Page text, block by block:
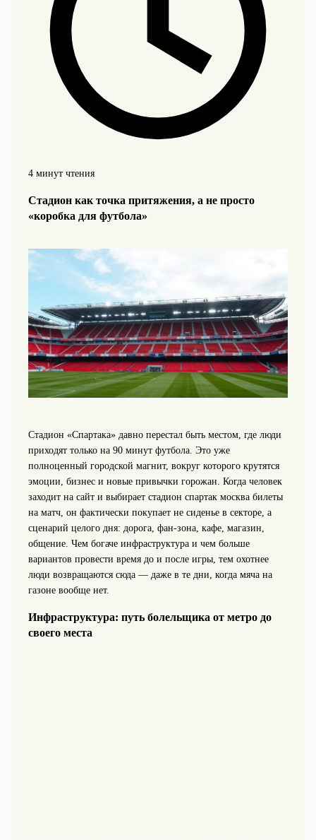
4 минут чтения
Стадион как точка притяжения, а не просто
«коробка для футбола»
Стадион «Спартака» давно перестал быть местом, где люди
приходят только на 90 минут футбола. Это уже
полноценный городской магнит, вокруг которого крутятся
эмоции, бизнес и новые привычки горожан. Когда человек
заходит на сайт и выбирает стадион спартак москва билеты
на матч, он фактически покупает не сиденье в секторе, а
сценарий целого дня: дорога, фан-зона, кафе, магазин,
общение. Чем богаче инфраструктура и чем больше
вариантов провести время до и после игры, тем охотнее
люди возвращаются сюда — даже в те дни, когда мяча на
газоне вообще нет.
Инфраструктура: путь болельщика от метро до
своего места